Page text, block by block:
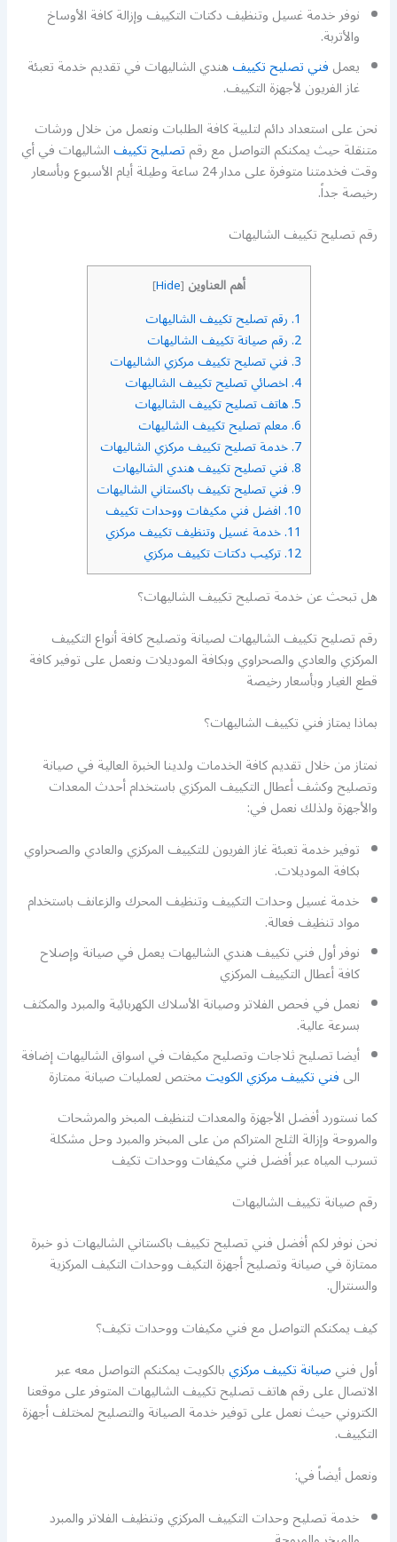
نوفر خدمة غسيل وتنظيف دكتات التكييف وإزالة كافة الأوساخ
والأتربة.
يعملفني تصليح تكييفهندي الشاليهات في تقديم خدمة تعبئة
غاز الفريون لأجهزة التكييف.
نحن على استعداد دائم لتلبية كافة الطلبات ونعمل من خلال ورشات
متنقلة حيث يمكنكم التواصل مع رقمتصليح تكييفالشاليهات في أي
وقت فخدمتنا متوفرة على مدار 24 ساعة وطيلة أيام الأسبوع وبأسعار
رخيصة جداً.
رقم تصليح تكييف الشاليهات
أهم العناوين [
Hide
]
1. رقم تصليح تكييف الشاليهات
2. رقم صيانة تكييف الشاليهات
3. فني تصليح تكييف مركزي الشاليهات
4. اخصائي تصليح تكييف الشاليهات
5. هاتف تصليح تكييف الشاليهات
6. معلم تصليح تكييف الشاليهات
7. خدمة تصليح تكييف مركزي الشاليهات
8. فني تصليح تكييف هندي الشاليهات
9. فني تصليح تكييف باكستاني الشاليهات
10. افضل فني مكيفات ووحدات تكييف
11. خدمة غسيل وتنظيف تكييف مركزي
12. تركيب دكتات تكييف مركزي
هل تبحث عن خدمة تصليح تكييف الشاليهات؟
رقم تصليح تكييف الشاليهات لصيانة وتصليح كافة أنواع التكييف
المركزي والعادي والصحراوي وبكافة الموديلات ونعمل على توفير كافة
قطع الغيار وبأسعار رخيصة
بماذا يمتاز فني تكييف الشاليهات؟
نمتاز من خلال تقديم كافة الخدمات ولدينا الخبرة العالية في صيانة
وتصليح وكشف أعطال التكييف المركزي باستخدام أحدث المعدات
والأجهزة ولذلك نعمل في:
توفير خدمة تعبئة غاز الفريون للتكييف المركزي والعادي والصحراوي
بكافة الموديلات.
خدمة غسيل وحدات التكييف وتنظيف المحرك والزعانف باستخدام
مواد تنظيف فعالة.
نوفر أول فني تكييف هندي الشاليهات يعمل في صيانة وإصلاح
كافة أعطال التكييف المركزي
نعمل في فحص الفلاتر وصيانة الأسلاك الكهربائية والمبرد والمكثف
بسرعة عالية.
أيضا تصليح ثلاجات وتصليح مكيفات في اسواق الشاليهات إضافة
الىفني تكييف مركزي الكويتمختص لعمليات صيانة ممتازة
كما نستورد أفضل الأجهزة والمعدات لتنظيف المبخر والمرشحات
والمروحة وإزالة الثلج المتراكم من على المبخر والمبرد وحل مشكلة
تسرب المياه عبر أفضل فني مكيفات ووحدات تكيف
رقم صيانة تكييف الشاليهات
نحن نوفر لكم أفضل فني تصليح تكييف باكستاني الشاليهات ذو خبرة
ممتازة في صيانة وتصليح أجهزة التكيف ووحدات التكيف المركزية
والسنترال.
كيف يمكنكم التواصل مع فني مكيفات ووحدات تكيف؟
أول فنيصيانة تكييف مركزيبالكويت يمكنكم التواصل معه عبر
الاتصال على رقم هاتف تصليح تكييف الشاليهات المتوفر على موقعنا
الكتروني حيث نعمل على توفير خدمة الصيانة والتصليح لمختلف أجهزة
التكييف.
ونعمل أيضاً في:
خدمة تصليح وحدات التكييف المركزي وتنظيف الفلاتر والمبرد